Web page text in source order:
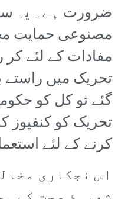
ضرورت ہے۔ یہ
مصنوعی حمایت
مفادات کے لئے کر
تحریک میں راستے
گئے تو کل کو
تحریک کو کنفیوز
کرنے کے لئے
اس نجکاری